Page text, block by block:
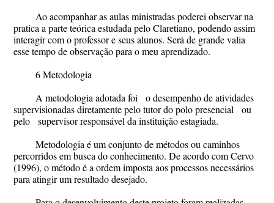
Ao acompanhar as aulas ministradas poderei observar na
pratica a parte teórica estudada pelo Claretiano, podendo assim
interagir com o professor e seus alunos. Será de grande valia
esse tempo de observação para o meu aprendizado.
6 Metodologia
A metodologia adotada foi o desempenho de atividades
supervisionadas diretamente pelo tutor do polo presencial ou
pelo supervisor responsável da instituição estagiada.
Metodologia é um conjunto de métodos ou caminhos
percorridos em busca do conhecimento. De acordo com Cervo
(1996), o método é a ordem imposta aos processos necessários
para atingir um resultado desejado.